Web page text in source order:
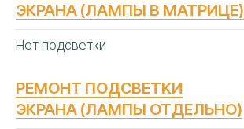
ЭКРАНА (ЛАМПЫ В МАТРИЦЕ)
Нет подсветки
РЕМОНТ ПОДСВЕТКИ
ЭКРАНА (ЛАМПЫ ОТДЕЛЬНО)